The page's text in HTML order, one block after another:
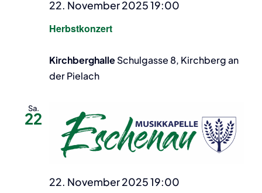
Herbstkonzert
22. November 2025 19:00
KirchberghalleSchulgasse 8, Kirchberg an
der Pielach
Sa.
22
22. November 2025 19:00